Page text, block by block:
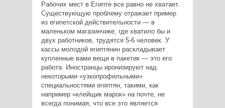
Рабочих мест в Египте все равно не хватает.
Существующую проблему отражает пример
из египетской действительности — в
маленьком магазинчике, где хватило бы и
двух работников, трудятся 5-6 человек. У
кассы молодой египтянин раскладывает
купленные вами вещи в пакетик — это его
работа. Иностранцы иронизируют над
некоторыми «узкопрофильными»
специальностями египтян, такими, как
например «клейщик марок» на почте, не
всегда понимая, что все это является